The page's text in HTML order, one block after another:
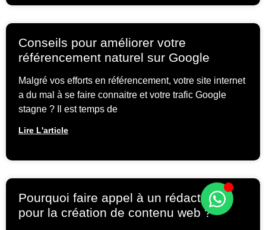
Conseils pour améliorer votre
référencement naturel sur Google
Malgré vos efforts en référencement, votre site internet
a du mal à se faire connaitre et votre trafic Google
stagne ? Il est temps de
Lire L'article
Pourquoi faire appel à un rédacteur
pour la création de contenu web ?